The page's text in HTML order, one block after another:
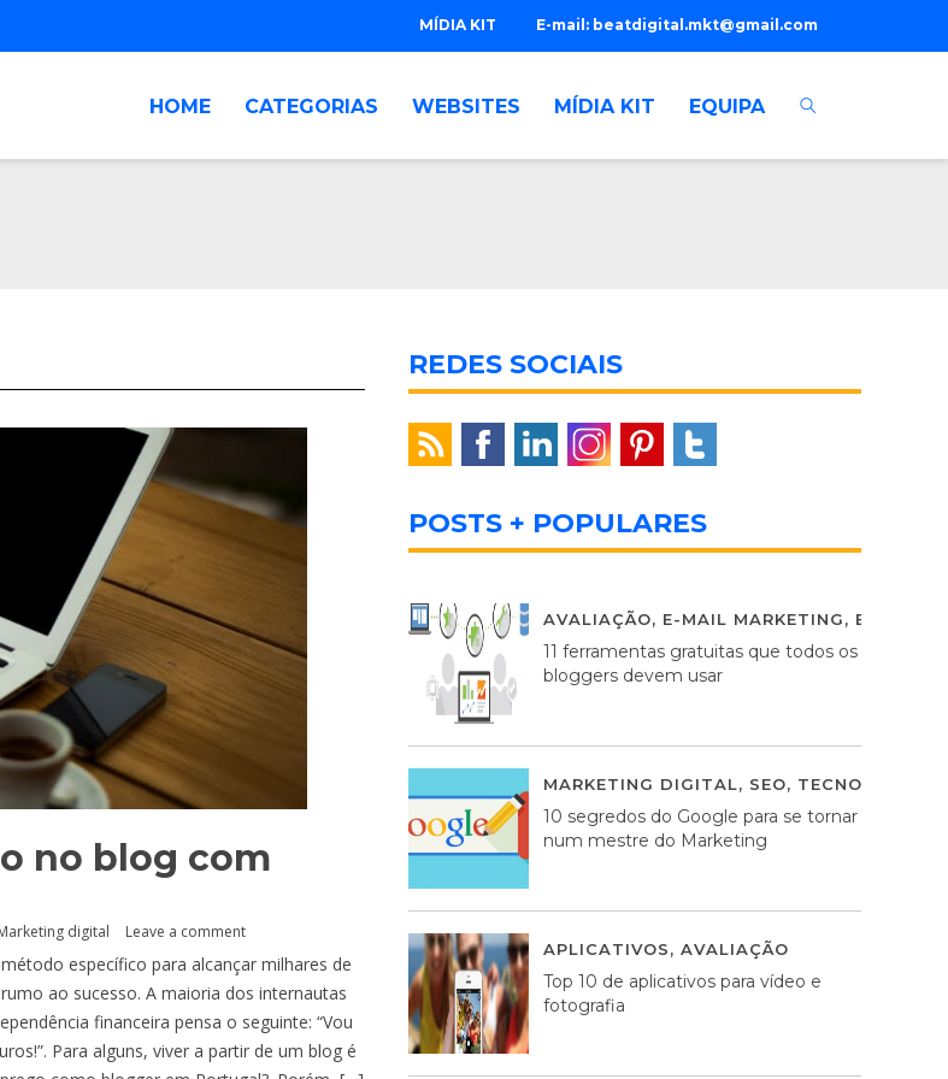
E-mail: beatdigital.mkt@gmail.com
MÍDIA KIT
HOME CATEGORIAS WEBSITES MÍDIA KIT EQUIPA
no blog com
digital Leave a comment
específico para alcançar milhares de
ao sucesso. A maioria dos internautas
financeira pensa o seguinte: “Vou
Para alguns, viver a partir de um blog é
REDES SOCIAIS
POSTS + POPULARES
AVALIAÇÃO, E-MAIL MARKETING,
11 ferramentas gratuitas que todos os
bloggers devem usar
MARKETING DIGITAL, SEO, TECNOLOGIA
10 segredos do Google para se tornar
num mestre do Marketing
APLICATIVOS, AVALIAÇÃO
Top 10 de aplicativos para vídeo e
fotografia